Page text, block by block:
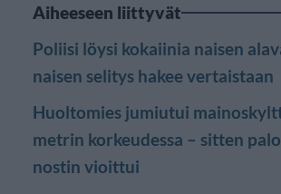
Aiheeseen liittyvät
Poliisi löysi kokaiinia naisen
naisen selitys hakee vertaistaan
Huoltomies jumiutui
metrin korkeudessa – sitten
nostin vioittui